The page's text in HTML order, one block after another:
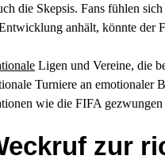
die Skepsis. Fans fühlen
anhält, könnte der
Ligen und Vereine, die
Turniere an
wie die FIFA
zur